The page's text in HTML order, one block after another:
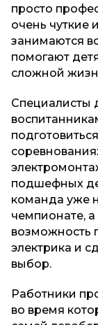
просто
очень чуткие
занимаются
помогают
сложной
Специалисты
подшефных
команда уже
чемпионате,
возможность
электрика и
выбор.
Работники
во время